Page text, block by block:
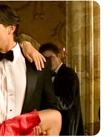
Some Suspected